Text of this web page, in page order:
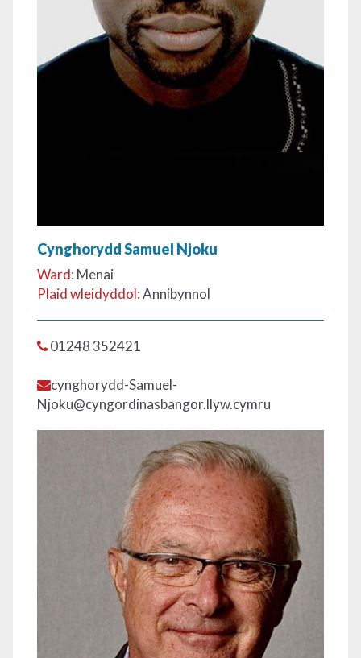
Cynghorydd Samuel Njoku
Ward: Menai
Plaid wleidyddol: Annibynnol
01248 352421
cynghorydd-Samuel-
Njoku@cyngordinasbangor.llyw.cymru